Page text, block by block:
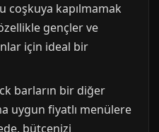
coşkuya kapılmamak
gençler ve
için ideal bir
barların bir diğer
uygun fiyatlı menülere
bütçenizi